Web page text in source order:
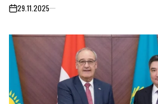
on29.11.2025